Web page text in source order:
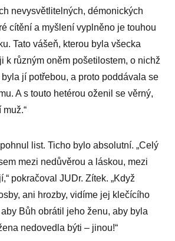
nevysvětlitelných, démonických
cítění a myšlení vyplněno je touhou
Tato vášeň, kterou byla všecka
k různým oněm pošetilostem, o nichž
jí potřebou, a proto poddávala se
A s touto hetérou oženil se věrný,
list. Ticho bylo absolutní. „Celý
mezi nedůvěrou a láskou, mezi
pokračoval JUDr. Zítek. „Když
ani hrozby, vidíme jej klečícího
Bůh obrátil jeho ženu, aby byla
nedovedla býti – jinou!“